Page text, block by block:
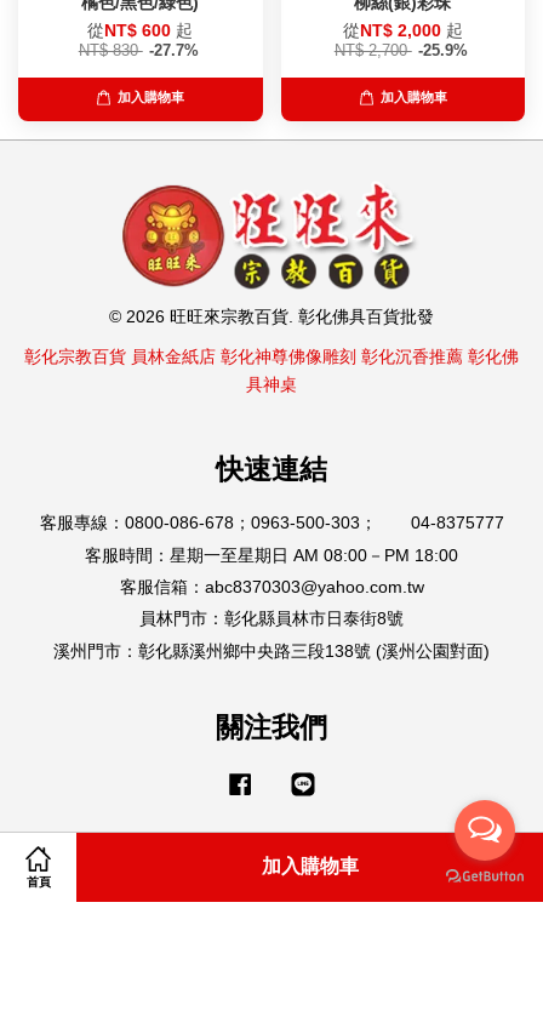
首頁
加入購物車
從NT$ 600 起
NT$ 830 -27.7%
加入購物車
從NT$ 2,000 起
NT$ 2,700 -25.9%
加入購物車
© 2026 旺旺來宗教百貨. 彰化佛具百貨批發
彰化宗教百貨 員林金紙店 彰化神尊佛像雕刻 彰化沉香推薦 彰化佛
具神桌
快速連結
客服專線：0800-086-678；0963-500-303； 04-8375777
客服時間：星期一至星期日 AM 08:00－PM 18:00
客服信箱：abc8370303@yahoo.com.tw
員林門市：彰化縣員林市日泰街8號
溪州門市：彰化縣溪州鄉中央路三段138號 (溪州公園對面)
關注我們
Facebook
Visa MasterAmerican
Express